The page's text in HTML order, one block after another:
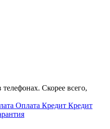
Скорее всего,
Оплата Кредит Кредит